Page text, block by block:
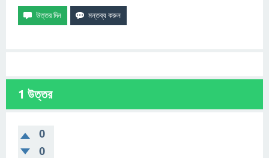
1 উত্তর
0
0